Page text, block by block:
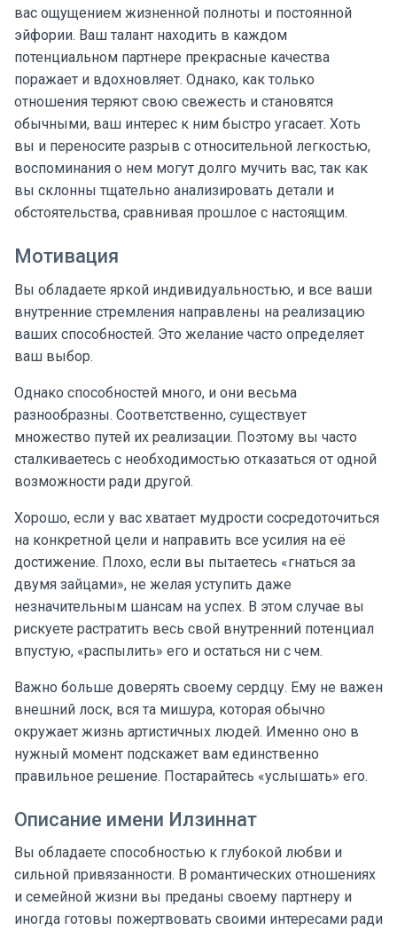
вас ощущением жизненной полноты и постоянной
эйфории. Ваш талант находить в каждом
потенциальном партнере прекрасные качества
поражает и вдохновляет. Однако, как только
отношения теряют свою свежесть и становятся
обычными, ваш интерес к ним быстро угасает. Хоть
вы и переносите разрыв с относительной легкостью,
воспоминания о нем могут долго мучить вас, так как
вы склонны тщательно анализировать детали и
обстоятельства, сравнивая прошлое с настоящим.
Мотивация
Вы обладаете яркой индивидуальностью, и все ваши
внутренние стремления направлены на реализацию
ваших способностей. Это желание часто определяет
ваш выбор.
Однако способностей много, и они весьма
разнообразны. Соответственно, существует
множество путей их реализации. Поэтому вы часто
сталкиваетесь с необходимостью отказаться от одной
возможности ради другой.
Хорошо, если у вас хватает мудрости сосредоточиться
на конкретной цели и направить все усилия на её
достижение. Плохо, если вы пытаетесь «гнаться за
двумя зайцами», не желая уступить даже
незначительным шансам на успех. В этом случае вы
рискуете растратить весь свой внутренний потенциал
впустую, «распылить» его и остаться ни с чем.
Важно больше доверять своему сердцу. Ему не важен
внешний лоск, вся та мишура, которая обычно
окружает жизнь артистичных людей. Именно оно в
нужный момент подскажет вам единственно
правильное решение. Постарайтесь «услышать» его.
Описание имени Илзиннат
Вы обладаете способностью к глубокой любви и
сильной привязанности. В романтических отношениях
и семейной жизни вы преданы своему партнеру и
иногда готовы пожертвовать своими интересами ради